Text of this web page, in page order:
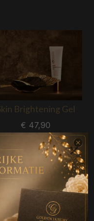
Brightening Gel
€ 47,90
Bekijken ×